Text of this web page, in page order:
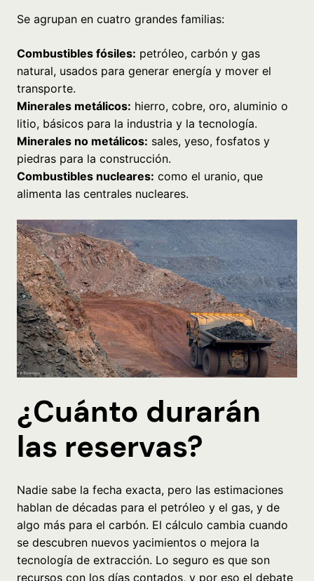
Se agrupan en cuatro grandes familias:
Combustibles fósiles: petróleo, carbón y gas
natural, usados para generar energía y mover el
transporte.
Minerales metálicos: hierro, cobre, oro, aluminio o
litio, básicos para la industria y la tecnología.
Minerales no metálicos: sales, yeso, fosfatos y
piedras para la construcción.
Combustibles nucleares: como el uranio, que
alimenta las centrales nucleares.
¿Cuánto durarán
las reservas?
Nadie sabe la fecha exacta, pero las estimaciones
hablan de décadas para el petróleo y el gas, y de
algo más para el carbón. El cálculo cambia cuando
se descubren nuevos yacimientos o mejora la
tecnología de extracción. Lo seguro es que son
recursos con los días contados, y por eso el debate